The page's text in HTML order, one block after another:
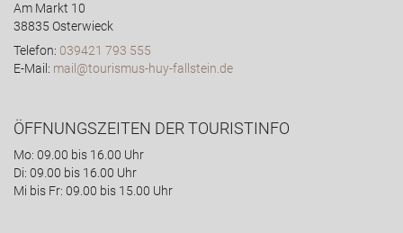
Am Markt 10
38835 Osterwieck
Telefon: 039421 793 555
E-Mail: mail@tourismus-huy-fallstein.de
ÖFFNUNGSZEITEN DER TOURISTINFO
Mo: 09.00 bis 16.00 Uhr
Di: 09.00 bis 16.00 Uhr
Mi bis Fr: 09.00 bis 15.00 Uhr